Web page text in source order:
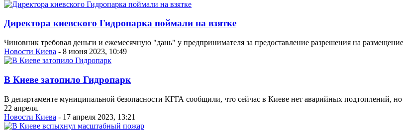
Директора киевского Гидропарка поймали на взятке
Чиновник требовал деньги и ежемесячную "дань" у предпринимателя за предоставление разрешения на
Новости Киева - 8 июня 2023, 10:49
В Киеве затопило Гидропарк
В департаменте муниципальной безопасности КГГА сообщили, что сейчас в Киеве нет аварийных подтоплений,
22 апреля.
Новости Киева - 17 апреля 2023, 13:21